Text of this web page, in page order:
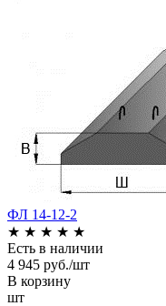
ФЛ 14-12-2
★ ★ ★ ★ ★
Есть в наличии
4 945 руб./шт
В корзину
шт